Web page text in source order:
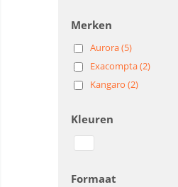
Merken
Aurora (5)
Exacompta (2)
Kangaro (2)
Kleuren
Formaat